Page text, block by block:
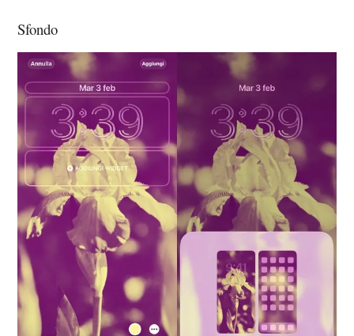
Sfondo